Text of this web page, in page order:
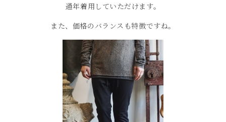
通年着用していただけます。
また、価格のバランスも特徴ですね。